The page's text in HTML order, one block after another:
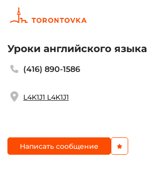
Уроки английского языка
(416) 890-1586
L4K1J1 L4K1J1
Написать сообщение